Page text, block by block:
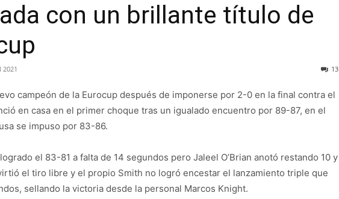
con un brillante título de
2021 13
campeón de la Eurocup después de imponerse por 2-0 en la final contra el
en casa en el primer choque tras un igualado encuentro por 89-87, en el
se impuso por 83-86.
el 83-81 a falta de 14 segundos pero Jaleel O’Brian anotó restando 10 y
el tiro libre y el propio Smith no logró encestar el lanzamiento triple que
sellando la victoria desde la personal Marcos Knight.